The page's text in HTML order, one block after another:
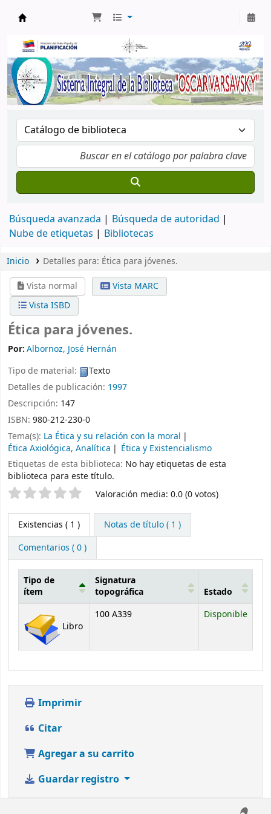
Búsqueda avanzada
Búsqueda de autoridad
Nube de etiquetas
Bibliotecas
Inicio Detalles para: Ética para jóvenes.
Vista normal
Vista MARC
Vista ISBD
Ética para jóvenes.
Por:Albornoz, José Hernán
Tipo de material:
Texto
Detalles de publicación: 1997
Descripción: 147
ISBN: 980-212-230-0
Tema(s): La Ética y su relación con la moral
Ética Axiológica, Analítica
Ética y Existencialismo
Etiquetas de esta biblioteca: No hay etiquetas de esta
biblioteca para este título.
Valoración Valoración media: 0.0 (0 votos)
Existencias ( 1 )
Notas de título ( 1 )
Comentarios ( 0 )
Tipo de
ítem
Signatura
topográfica
Estado
Libro
100 A339 Disponible
Imprimir
Citar
Agregar a su carrito
Guardar registro